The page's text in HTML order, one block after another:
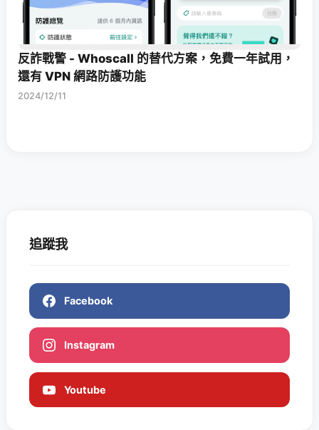
反詐戰警 - Whoscall 的替代方案，免費一年試用，
還有 VPN 網路防護功能
2024/12/11
追蹤我
Facebook
Instagram
Youtube